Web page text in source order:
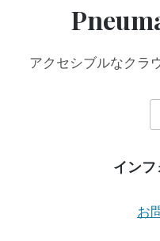
アクセシブルなクラ
イン
お